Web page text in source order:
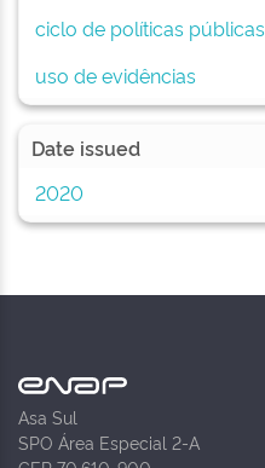
ciclo de políticas públicas
uso de evidências
Date issued
2020
Asa Sul
SPO Área Especial 2-A